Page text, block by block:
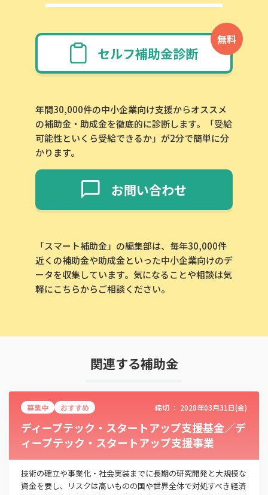
無料
セルフ補助金診断
年間30,000件の中小企業向け支援からオススメ
の補助金・助成金を徹底的に診断します。「受給
可能性といくら受給できるか」が2分で簡単に分
かります。
お問い合わせ
「スマート補助金」の編集部は、毎年30,000件
近くの補助金や助成金といった中小企業向けのデ
ータを収集しています。気になることや相談は気
軽にこちらからご相談ください。
関連する補助金
募集中 おすすめ 締切 ： 2028年03月31日(金)
ディープテック・スタートアップ支援基金／デ
ィープテック・スタートアップ支援事業
技術の確立や事業化・社会実装までに長期の研究開発と大規模な
資金を要し、リスクは高いものの国や世界全体で対処すべき経済